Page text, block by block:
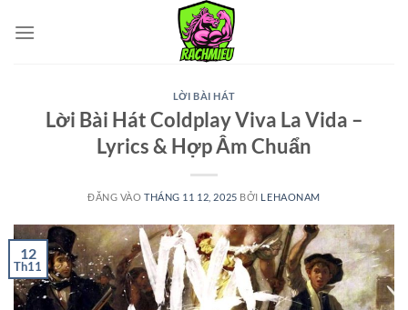
qua
LỜI BÀI HÁT
Lời Bài Hát Coldplay Viva La Vida –
Lyrics & Hợp Âm Chuẩn
ĐĂNG VÀOTHÁNG 11 12, 2025 BỞI LEHAONAM
12
Th11